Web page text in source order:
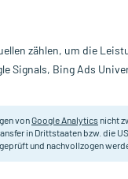
ab 19€
Homöopathisches
Darreichung:
zählen, um die
Signals, Bing Ads
vonGoogle Analytics nicht
in Drittstaaten bzw. die
und nachvollzogen